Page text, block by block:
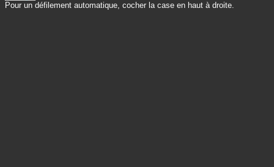
Pour un défilement automatique, cocher la case en haut à droite.